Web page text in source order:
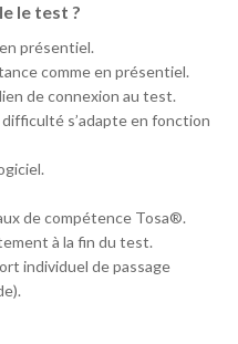
le test ?
présentiel.
comme en présentiel.
de connexion au test.
s’adapte en fonction
de compétence Tosa®.
à la fin du test.
individuel de passage